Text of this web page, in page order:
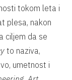
tokom leta i
plesa, nakon
ciljem da se
to naziva,
umetnost i